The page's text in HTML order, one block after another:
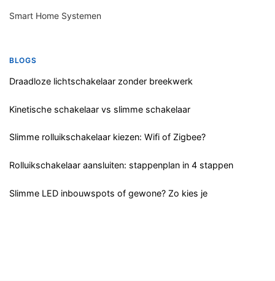
Smart Home Systemen
BLOGS
Draadloze lichtschakelaar zonder breekwerk
Kinetische schakelaar vs slimme schakelaar
Slimme rolluikschakelaar kiezen: Wifi of Zigbee?
Rolluikschakelaar aansluiten: stappenplan in 4 stappen
Slimme LED inbouwspots of gewone? Zo kies je